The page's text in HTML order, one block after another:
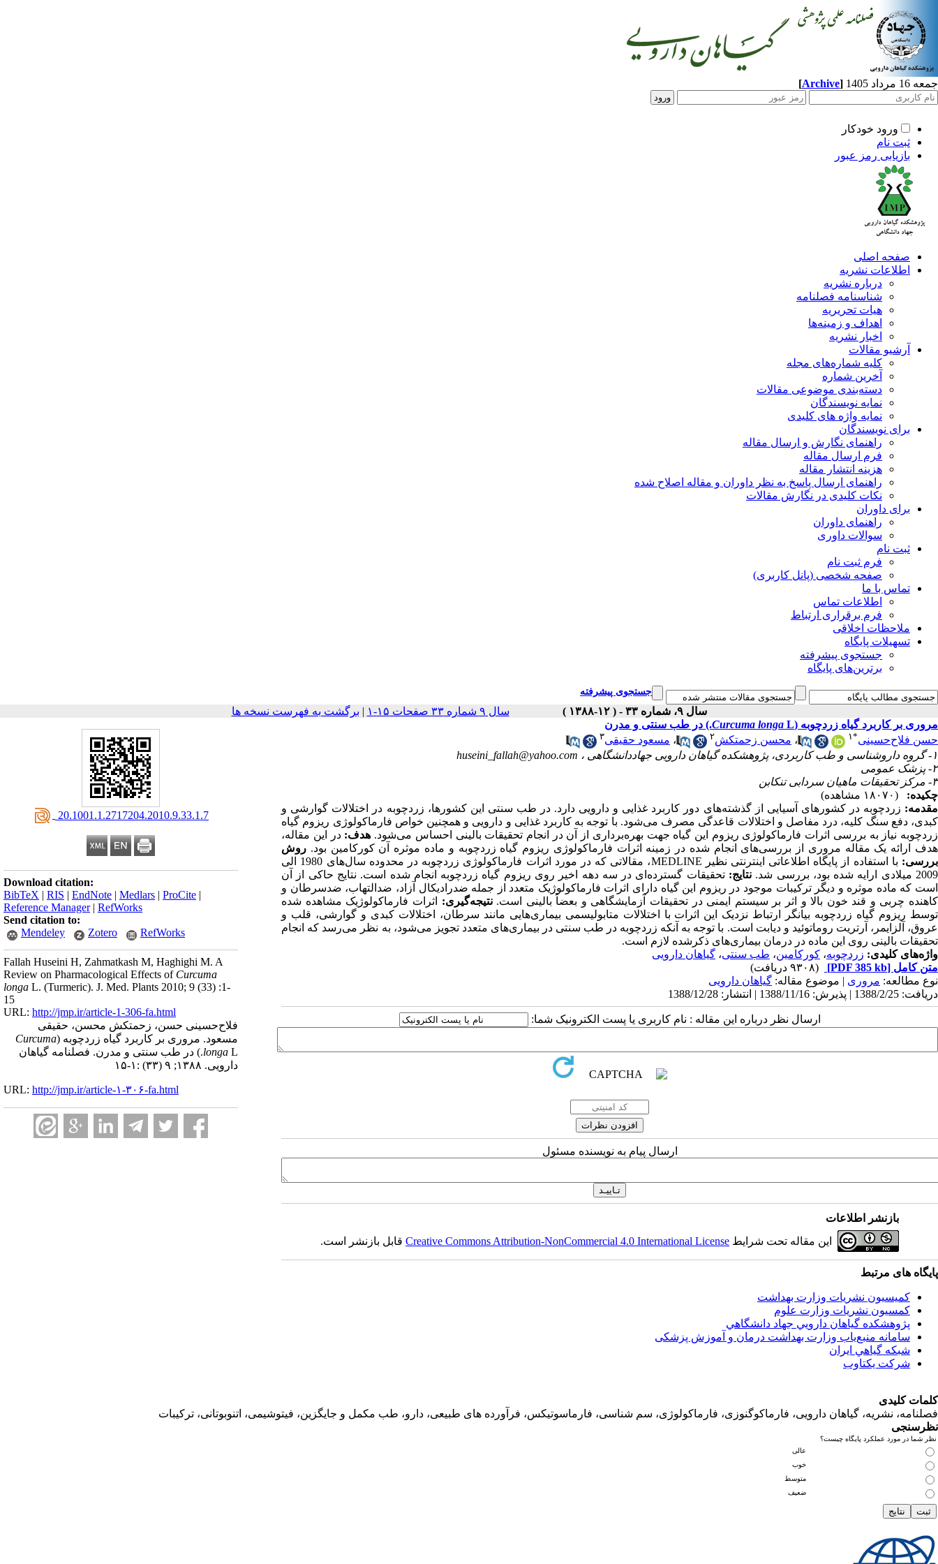
جمعه 16 مرداد 1405 [Archive]
ورود خودکار
ثبت نام
بازیابی رمز عبور
صفحه اصلی
اطلاعات نشریه
درباره نشریه
شناسنامه فصلنامه
هیات تحریریه
اهداف و زمینه‌ها
اخبار نشریه
آرشیو مقالات
کلیه شماره‌های مجله
آخرین شماره
دسته‌بندی موضوعی مقالات
نمایه نویسندگان
نمایه واژه های کلیدی
برای نویسندگان
راهنمای نگارش و ارسال مقاله
فرم ارسال مقاله
هزینه انتشار مقاله
راهنمای ارسال پاسخ به نظر داوران و مقاله اصلاح شده
نکات کلیدی در نگارش مقالات
برای داوران
راهنمای داوران
سوالات داوری
ثبت نام
فرم ثبت نام
صفحه شخصی (پانل کاربری)
تماس با ما
اطلاعات تماس
فرم برقراری ارتباط
ملاحظات اخلاقی
تسهیلات پایگاه
جستجوی پیشرفته
برترین‌های پایگاه
جستجوی پیشرفته
سال ۹، شماره ۳۳ - ( ۱۲-۱۳۸۸ ) سال ۹ شماره ۳۳ صفحات ۱۵-۱ | برگشت به فهرست نسخه ها
‎ 20.1001.1.2717204.2010.9.33.1.7
Download citation:
BibTeX | RIS | EndNote | Medlars | ProCite |
Reference Manager| RefWorks
Send citation to:
Mendeley
Zotero RefWorks
Fallah Huseini H, Zahmatkash M, Haghighi M. A
Review on Pharmacological Effects of Curcuma
longa L. (Turmeric). J. Med. Plants 2010; 9 (33) :1-
15
URL: http://jmp.ir/article-1-306-fa.html
فلاح‌حسینی حسن، زحمتکش محسن، حقیقی
مسعود. مروری بر کاربرد گیاه زردچوبه (Curcuma
longaL.) در طب سنتی و مدرن. فصلنامه گياهان
دارویی. ۱۳۸۸; ۹ (۳۳) :۱-۱۵
URL: http://jmp.ir/article-۱-۳۰۶-fa.html
مروری بر کاربرد گیاه زردچوبه ( Curcuma longa L.) در طب سنتی و مدرن
حسن فلاح‌حسینی*۱ ، محسن زحمتکش۲ ، مسعود حقیقی۳
۱- گروه داروشناسی و طب کاربردی، پژوهشکده گیاهان دارویی جهاددانشگاهی ،
huseini_fallah@yahoo.com
۲- پزشک عمومی
۳- مرکز تحقیقات ماهیان سردابی تنکابن
چکیده:
(۱۸۰۷۰ مشاهده)
مقدمه: زردچوبه در کشورهای آسیایی از گذشته‌های دور کاربرد غذایی و دارویی دارد. در طب سنتی این کشورها، زردچوبه در اختلالات گوارشی و
کبدی، دفع سنگ کلیه، درد مفاصل و اختلالات قاعدگی مصرف می‌شود. با توجه به کاربرد غذایی و دارویی و همچنین خواص فارماکولوژی ریزوم گیاه
زردچوبه نیاز به بررسی اثرات فارماکولوژی ریزوم این گیاه جهت بهره‌برداری از آن در انجام تحقیقات بالینی احساس می‌شود. هدف:در این مقاله،
هدف ارائه یک مقاله مروری از بررسی‌های انجام شده در زمینه اثرات فارماکولوژی ریزوم گیاه زردچوبه و ماده موثره آن کورکامین بود. روش
بررسی:
با استفاده از پایگاه اطلاعاتی اینترنتی نظیر MEDLINE، مقالاتی که در مورد اثرات فارماکولوژی زردچوبه در محدوده سال‌های 1980 الی
2009 میلادی ارایه شده بود، بررسی شد.
نتایج: تحقیقات گسترده‌ای در سه دهه اخیر روی ریزوم گیاه زردچوبه انجام شده است. نتایج حاکی از آن
است که ماده موثره و دیگر ترکیبات موجود در ریزوم این گیاه دارای اثرات فارماکولوژیک متعدد از جمله ضدرادیکال آزاد، ضدالتهاب، ضدسرطان و
کاهنده چربی و قند خون بالا و اثر بر سیستم ایمنی در تحقیقات آزمایشگاهی و بعضاً بالینی است.نتیجه‌گیری: اثرات فارماکولوژیک مشاهده شده
توسط ریزوم گیاه زردچوبه بیانگر ارتباط نزدیک این اثرات با اختلالات متابولیسمی بیماری‌هایی مانند سرطان، اختلالات کبدی و گوارشی، قلب و
عروق، آلزایمر، آرتریت روماتوئید و دیابت است. با توجه به آنکه زردچوبه در طب سنتی در بیماری‌های متعدد تجویز می‌شود، به نظر می‌رسد که انجام
تحقیقات بالینی روی این ماده در درمان بیماری‌های ذکرشده لازم است.
واژه‌های کلیدی: زردچوبه، کورکامین، طب سنتی، گیاهان دارویی
متن کامل [PDF 385 kb]
(۹۳۰۸ دریافت)
نوع مطالعه: مروری | موضوع مقاله: گياهان دارویی
دریافت: 1388/2/25 | پذیرش: 1388/11/16 | انتشار: 1388/12/28
ارسال نظر درباره این مقاله : نام کاربری یا پست الکترونیک شما:
ارسال پیام به نویسنده مسئول
بازنشر اطلاعات
این مقاله تحت شرایط Creative Commons Attribution-NonCommercial 4.0 International Licenseقابل بازنشر است.
پایگاه های مرتبط
کمیسیون نشریات وزارت بهداشت
کمسیون نشریات وزارت علوم
پژوهشكده گياهان دارويي جهاد دانشگاهي
سامانه منبع‌ياب وزارت بهداشت درمان و آموزش پزشکی
شبكه گياهي ايران
شرکت یکتاوب
کلمات کلیدی
فصلنامه، نشریه، گیاهان دارویی، فارماکوگنوزی، فارماکولوژی، سم شناسی، فارماسوتیکس، فرآورده های طبیعی، دارو، طب مکمل و جایگزین، فیتوشیمی، اتنوبوتانی، ترکیبات
نظرسنجی
نظر شما در مورد عملکرد پایگاه چیست؟
عالی
خوب
متوسط
ضعیف